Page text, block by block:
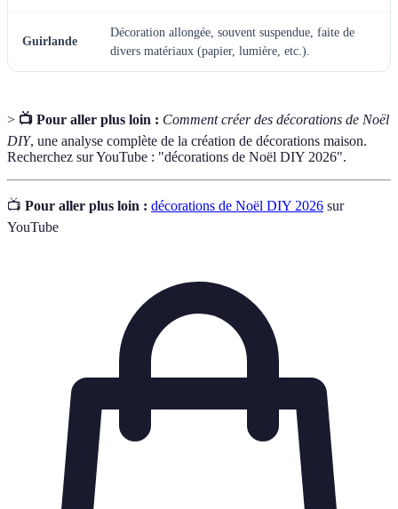
Guirlande
Décoration allongée, souvent suspendue, faite de
divers matériaux (papier, lumière, etc.).
> 📺 Pour aller plus loin : Comment créer des décorations de Noël
DIY, une analyse complète de la création de décorations maison.
Recherchez sur YouTube : "décorations de Noël DIY 2026".
📺 Pour aller plus loin : décorations de Noël DIY 2026 sur
YouTube